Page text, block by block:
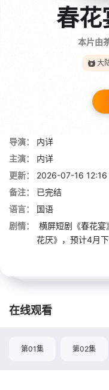
春花
本片由
大
导演：
内详
主演：
内详
更新：
2026-07-16 12:16
备注：
已完结
语言：
国语
剧情：
横屏短剧《春花
花厌》，预计4月下
在线观看
第01集 第02集